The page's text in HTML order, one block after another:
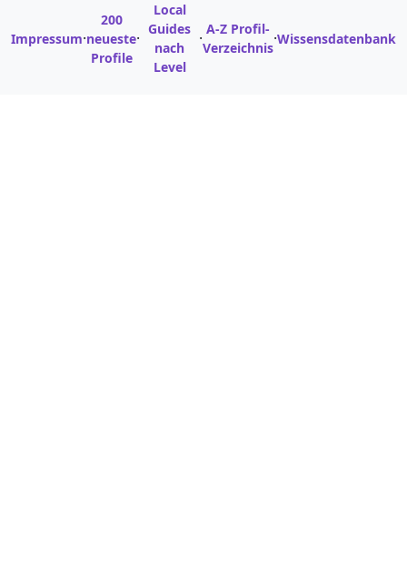
Impressum·
200
neueste
Profile
·
Local
Guides
nach
Level
· A-Z Profil-
Verzeichnis·Wissensdatenbank